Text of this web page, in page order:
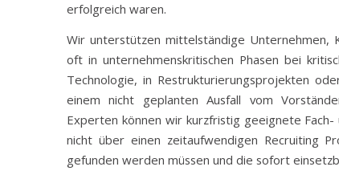
erfolgreich waren.
Wir unterstützen mittelständige Unternehmen,
oft in unternehmenskritischen Phasen bei
Technologie, in Restrukturierungsprojekten
einem nicht geplanten Ausfall vom
Experten können wir kurzfristig geeignete
nicht über einen zeitaufwendigen Recruiting
gefunden werden müssen und die sofort